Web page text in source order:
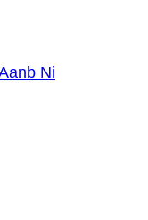
Ni